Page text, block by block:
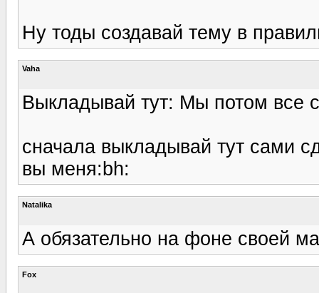
Ну тоды создавай тему в
Vaha
Выкладывай тут: Мы потом все
сначала выкладывай тут сами
вы меня:bh:
Natalika
А обязательно на фоне своей
Fox